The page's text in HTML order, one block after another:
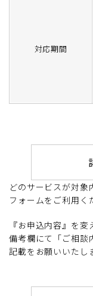
対応期間
どのサービスが対
フォームをご利用く
『お申込内容』を変
備考欄にて「ご相談
記載をお願いいたし